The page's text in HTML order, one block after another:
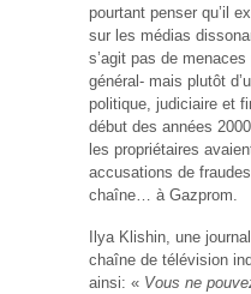
pourtant penser qu’il
sur les médias
s’agit pas de
général- mais plutôt
politique, judiciaire et
début des années
les propriétaires
accusations de
chaîne… à Gazprom.
Ilya Klishin, une
chaîne de télévision
ainsi: « Vous ne